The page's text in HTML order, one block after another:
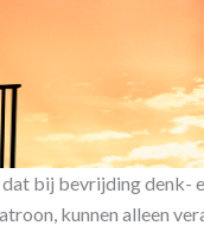
bij bevrijding denk-
kunnen alleen